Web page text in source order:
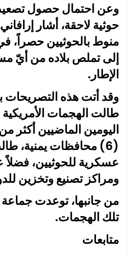
وعن احتمال حصول
حوثية لاحقة، أشار
منوط بالحوثيين حصراً،
إلى تملص بلاده من أيّ
الإطار.
وقد أتت هذه التصريحات
طالت الهجمات الأمريكية
(6) محافظات يمنية،
عسكرية للحوثيين، فضلاً
ومراكز تصنيع وتخزين
من جانبها، توعدت
تلك الهجمات.
متابعات